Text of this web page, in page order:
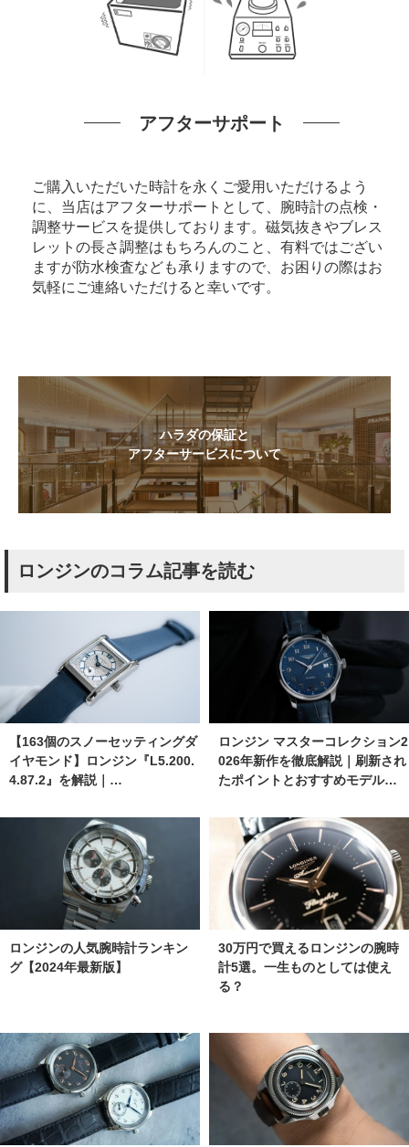
アフターサポート
ご購入いただいた時計を永くご愛用いただけるよう
に、当店はアフターサポートとして、腕時計の点検・
調整サービスを提供しております。磁気抜きやブレス
レットの長さ調整はもちろんのこと、有料ではござい
ますが防水検査なども承りますので、お困りの際はお
気軽にご連絡いただけると幸いです。
ハラダの保証と
アフターサービスについて
ロンジンのコラム記事を読む
【163個のスノーセッティングダ
イヤモンド】ロンジン『L5.200.
4.87.2』を解説｜…
ロンジン マスターコレクション2
026年新作を徹底解説｜刷新され
たポイントとおすすめモデル…
ロンジンの人気腕時計ランキン
グ【2024年最新版】
30万円で買えるロンジンの腕時
計5選。一生ものとしては使え
る？